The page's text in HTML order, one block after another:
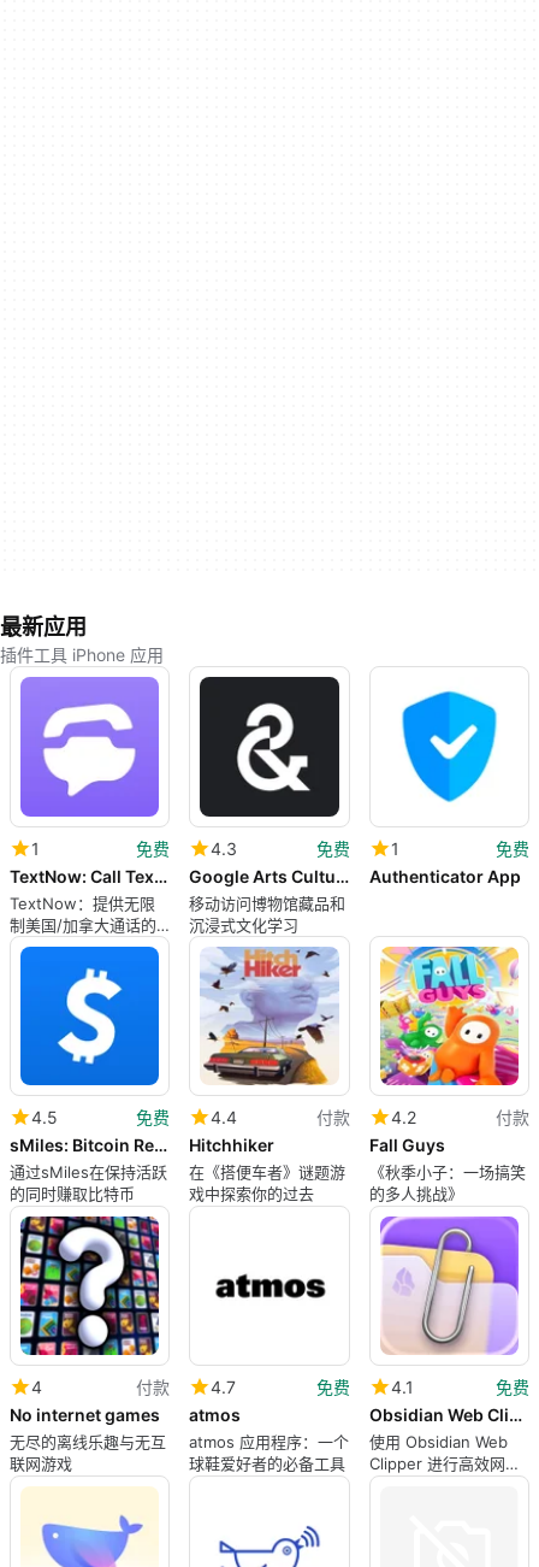
最新应用
插件工具 iPhone 应用
1
免费
TextNow: Call Text Unlimited
TextNow：提供无限
制美国/加拿大通话的
免费电话号码
4.3
免费
Google Arts Culture
移动访问博物馆藏品和
沉浸式文化学习
1
免费
Authenticator App
4.5
免费
sMiles: Bitcoin Rewards
通过sMiles在保持活跃
的同时赚取比特币
4.4
付款
Hitchhiker
在《搭便车者》谜题游
戏中探索你的过去
4.2
付款
Fall Guys
《秋季小子：一场搞笑
的多人挑战》
4
付款
No internet games
无尽的离线乐趣与无互
联网游戏
4.7
免费
atmos
atmos 应用程序：一个
球鞋爱好者的必备工具
4.1
免费
Obsidian Web Clipper
使用 Obsidian Web
Clipper 进行高效网页
剪辑